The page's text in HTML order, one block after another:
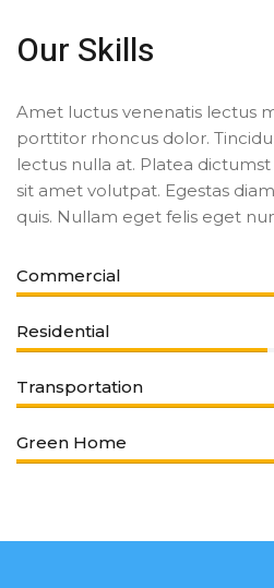
Our Skills
Amet luctus venenatis lectus
porttitor rhoncus dolor.
lectus nulla at. Platea
sit amet volutpat. Egestas
quis. Nullam eget felis eget
Commercial
Residential
Transportation
Green Home